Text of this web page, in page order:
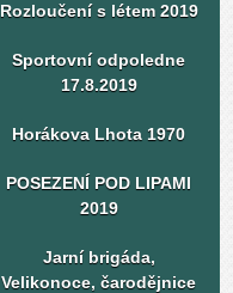
Rozloučení s létem 2019
Sportovní odpoledne
17.8.2019
Horákova Lhota 1970
POSEZENÍ POD LIPAMI
2019
Jarní brigáda,
Velikonoce, čarodějnice